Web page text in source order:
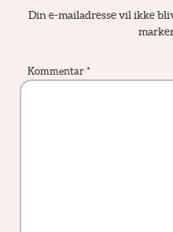
Din e-mailadresse vil ikke
Kommentar *